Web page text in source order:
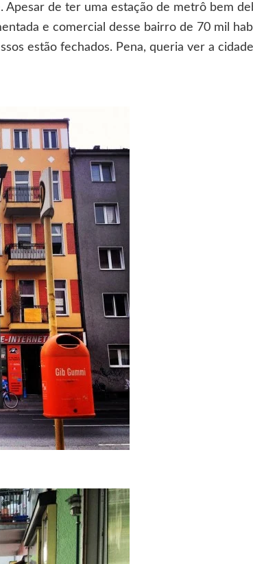
de ter uma estação de metrô bem
e comercial desse bairro de 70 mil
estão fechados. Pena, queria ver a